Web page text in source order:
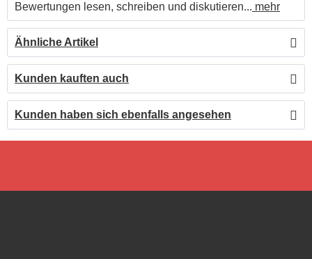
Bewertungen lesen, schreiben und diskutieren... mehr
Ähnliche Artikel
Kunden kauften auch
Kunden haben sich ebenfalls angesehen